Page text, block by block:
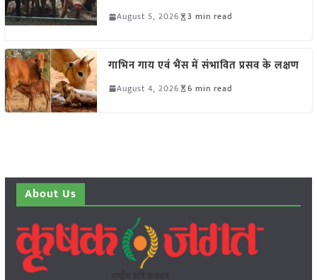
August 5, 2026 3 min read
गाभिन गाय एवं भैंस में संभावित प्रसव के लक्षण
August 4, 2026 6 min read
About Us